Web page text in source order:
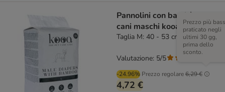
Pannolini con bambù per
cani maschi kooa
Taglia M: 40 - 53 cm, 12 pz
-24.96% Prezzo regolare6,29 €
Prezzo più
praticato negli
ultimi 30 gg,
prima dello
sconto.
4,72 €
Valutazione: 5/5